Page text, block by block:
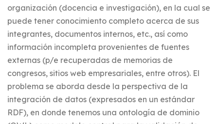
organización (docencia e investigación), en la cual se
puede tener conocimiento completo acerca de sus
integrantes, documentos internos, etc., así como
información incompleta provenientes de fuentes
externas (p/e recuperadas de memorias de
congresos, sitios web empresariales, entre otros). El
problema se aborda desde la perspectiva de la
integración de datos (expresados en un estándar
RDF), en donde tenemos una ontología de dominio